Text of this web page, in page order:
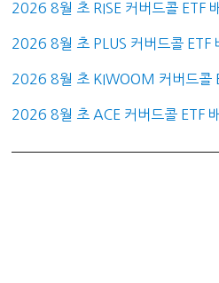
2026 8월 초 RISE 커버드콜 ETF
2026 8월 초 PLUS 커버드콜 ETF
2026 8월 초 KIWOOM 커버드콜
2026 8월 초 ACE 커버드콜 ETF